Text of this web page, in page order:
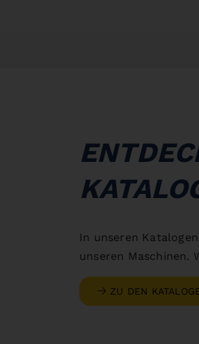
In unseren
unseren Maschinen.
ZU DEN